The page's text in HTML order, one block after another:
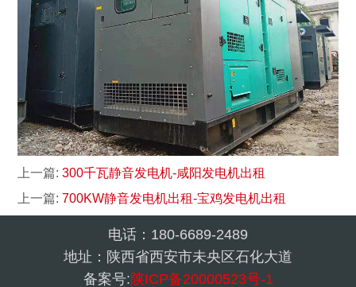
上一篇: 300千瓦静音发电机-咸阳发电机出租
上一篇: 700KW静音发电机出租-宝鸡发电机出租
电话：180-6689-2489
地址：陕西省西安市未央区石化大道
备案号: 陕ICP备20000523号-1